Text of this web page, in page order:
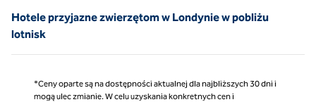
Hotele przyjazne zwierzętom w Londynie w pobliżu
lotnisk
*Ceny oparte są na dostępności aktualnej dla najbliższych 30 dni i
mogą ulec zmianie. W celu uzyskania konkretnych cen i